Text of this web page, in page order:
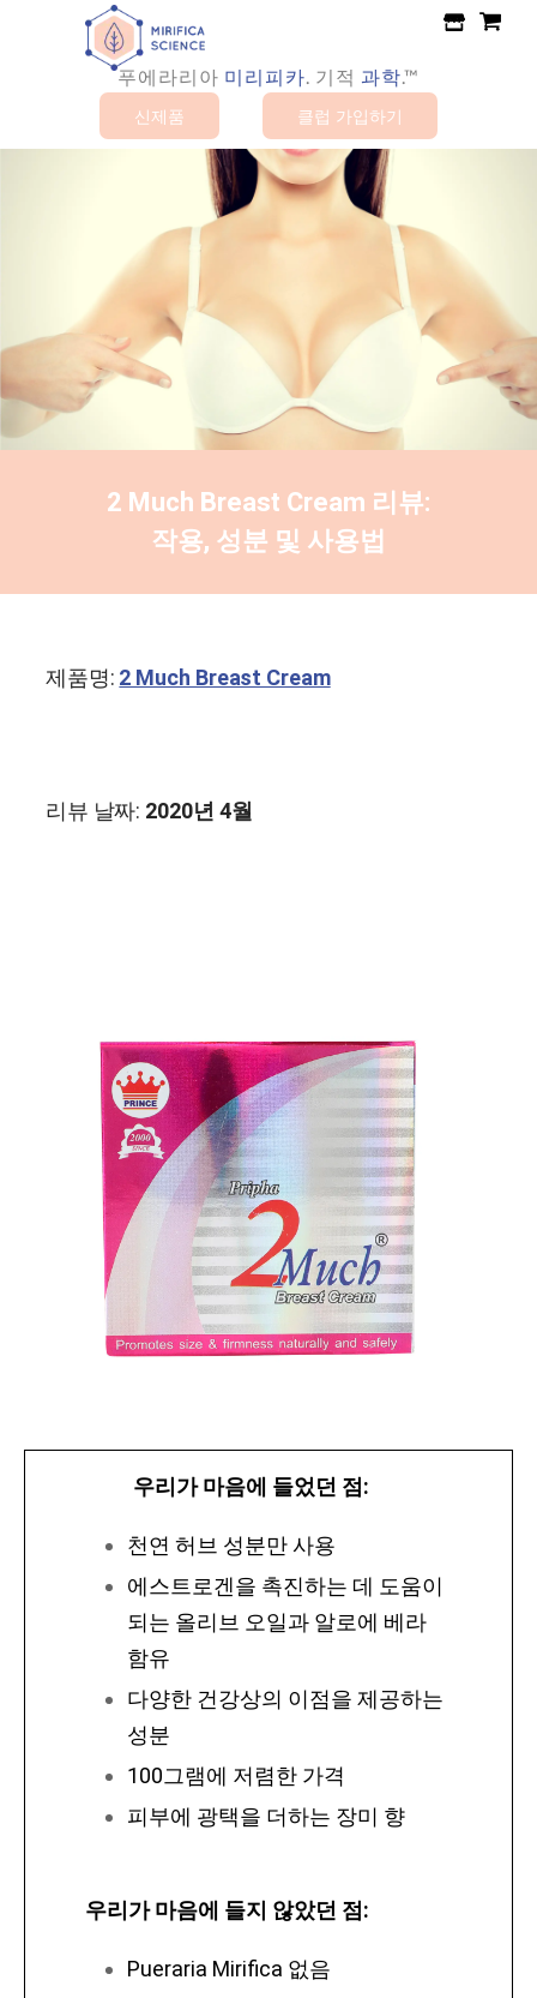
너
푸에라리아 미리피카 기적 과학.™
신제품
클럽 가입하기
2 Much Breast Cream 리뷰:
작용, 성분 및 사용법
제품명: 2 Much Breast Cream
리뷰 날짜: 2020년 4월
우리가 마음에 들었던 점:
천연 허브 성분만 사용
에스트로겐을 촉진하는 데 도움이
되는 올리브 오일과 알로에 베라
함유
다양한 건강상의 이점을 제공하는
성분
100그램에 저렴한 가격
피부에 광택을 더하는 장미 향
우리가 마음에 들지 않았던 점:
Pueraria Mirifica 없음